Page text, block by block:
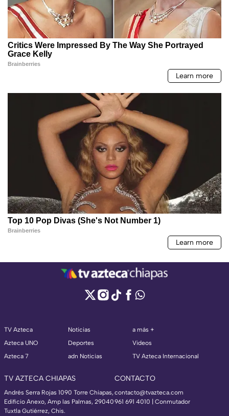
TV Azteca
Azteca UNO
Azteca 7
Noticias
Deportes
adn Noticias
a más +
Videos
TV Azteca Internacional
TV AZTECA CHIAPAS
Andrés Serra Rojas 1090 Torre Chiapas,
Edificio Anexo, Amp las Palmas, 29040
Tuxtla Gutiérrez, Chis.
CONTACTO
contacto@tvazteca.com
961 691 4010 | Conmutador